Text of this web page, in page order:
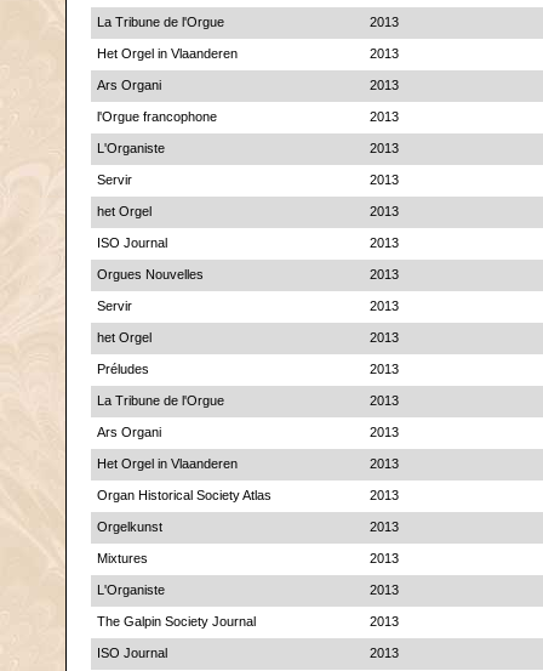
La Tribune de l'Orgue 2013
Het Orgel in Vlaanderen 2013
Ars Organi 2013
l'Orgue francophone 2013
L'Organiste 2013
Servir 2013
het Orgel 2013
ISO Journal 2013
Orgues Nouvelles 2013
Servir 2013
het Orgel 2013
Préludes 2013
La Tribune de l'Orgue 2013
Ars Organi 2013
Het Orgel in Vlaanderen 2013
Organ Historical Society Atlas 2013
Orgelkunst 2013
Mixtures 2013
L'Organiste 2013
The Galpin Society Journal 2013
ISO Journal 2013